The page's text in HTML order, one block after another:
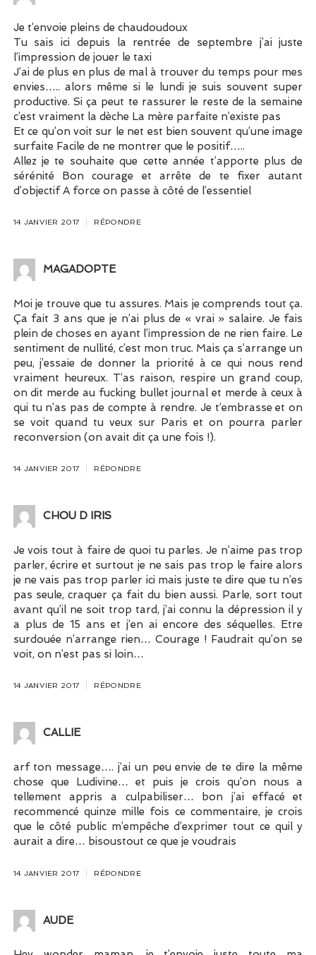
Je t’envoie pleins de chaudoudoux
Tu sais ici depuis la rentrée de septembre j’ai juste
l’impression de jouer le taxi
J’ai de plus en plus de mal à trouver du temps pour mes
envies….. alors même si le lundi je suis souvent super
productive. Si ça peut te rassurer le reste de la semaine
c’est vraiment la dèche La mère parfaite n’existe pas
Et ce qu’on voit sur le net est bien souvent qu’une image
surfaite Facile de ne montrer que le positif…..
Allez je te souhaite que cette année t’apporte plus de
sérénité Bon courage et arrête de te fixer autant
d’objectif A force on passe à côté de l’essentiel
14 JANVIER 2017 RÉPONDRE
MAGADOPTE
Moi je trouve que tu assures. Mais je comprends tout ça.
Ça fait 3 ans que je n’ai plus de « vrai » salaire. Je fais
plein de choses en ayant l’impression de ne rien faire. Le
sentiment de nullité, c’est mon truc. Mais ça s’arrange un
peu, j’essaie de donner la priorité à ce qui nous rend
vraiment heureux. T’as raison, respire un grand coup,
on dit merde au fucking bullet journal et merde à ceux à
qui tu n’as pas de compte à rendre. Je t’embrasse et on
se voit quand tu veux sur Paris et on pourra parler
reconversion (on avait dit ça une fois !).
14 JANVIER 2017 RÉPONDRE
CHOU D IRIS
Je vois tout à faire de quoi tu parles. Je n’aime pas trop
parler, écrire et surtout je ne sais pas trop le faire alors
je ne vais pas trop parler ici mais juste te dire que tu n’es
pas seule, craquer ça fait du bien aussi. Parle, sort tout
avant qu’il ne soit trop tard, j’ai connu la dépression il y
a plus de 15 ans et j’en ai encore des séquelles. Etre
surdouée n’arrange rien… Courage ! Faudrait qu’on se
voit, on n’est pas si loin…
14 JANVIER 2017 RÉPONDRE
CALLIE
arf ton message…. j’ai un peu envie de te dire la même
chose que Ludivine… et puis je crois qu’on nous a
tellement appris a culpabiliser… bon j’ai effacé et
recommencé quinze mille fois ce commentaire, je crois
que le côté public m’empêche d’exprimer tout ce quil y
aurait a dire… bisoustout ce que je voudrais
14 JANVIER 2017 RÉPONDRE
AUDE